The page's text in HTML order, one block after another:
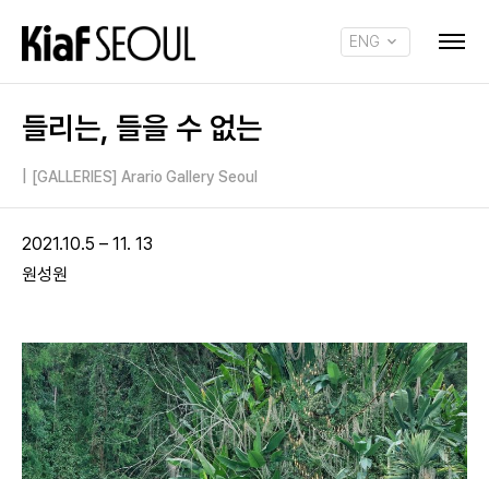
ENG
들리는, 들을 수 없는
[GALLERIES] Arario Gallery Seoul
2021.10.5 – 11. 13
원성원